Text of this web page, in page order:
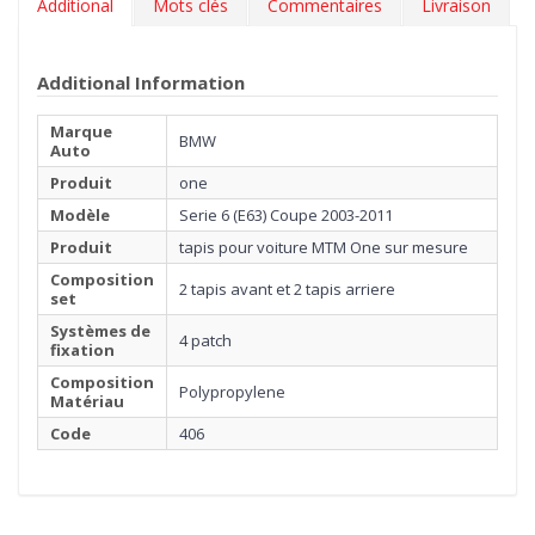
Additional Mots clés Commentaires Livraison
Additional Information
Marque
Auto
BMW
Produit
one
Modèle
Serie 6 (E63) Coupe 2003-2011
Produit
tapis pour voiture MTM One sur mesure
Composition
set
2 tapis avant et 2 tapis arriere
Systèmes de
fixation
4 patch
Composition
Matériau
Polypropylene
Code
406